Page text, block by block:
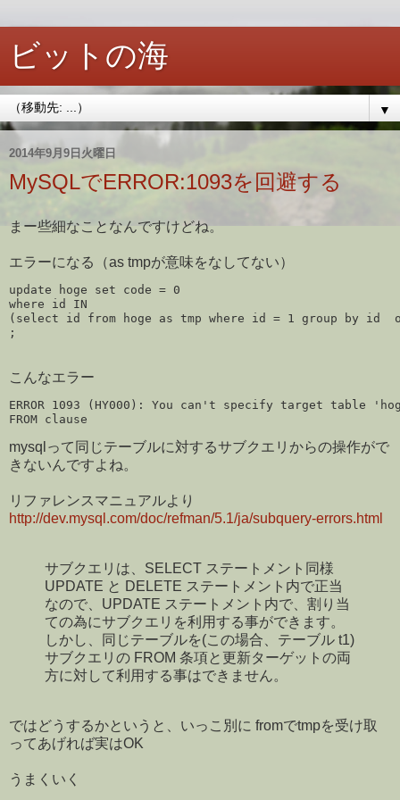
ビットの海
▼
2014年9月9日火曜日
MySQLでERROR:1093を回避する
まー些細なことなんですけどね。
エラーになる（as tmpが意味をなしてない）
update hoge set code = 0
where id IN
(select id from hoge as tmp where id = 1 group by id
こんなエラー
ERROR 1093 (HY000): You can't specify target table
mysqlって同じテーブルに対するサブクエリからの操作がで
きないんですよね。
リファレンスマニュアルより
http://dev.mysql.com/doc/refman/5.1/ja/subquery-errors.html
サブクエリは、SELECT ステートメント同様
UPDATE と DELETE ステートメント内で正当
なので、UPDATE ステートメント内で、割り当
ての為にサブクエリを利用する事ができます。
しかし、同じテーブルを(この場合、テーブル t1)
サブクエリの FROM 条項と更新ターゲットの両
方に対して利用する事はできません。
ではどうするかというと、いっこ別に fromでtmpを受け取
ってあげれば実はOK
うまくいく